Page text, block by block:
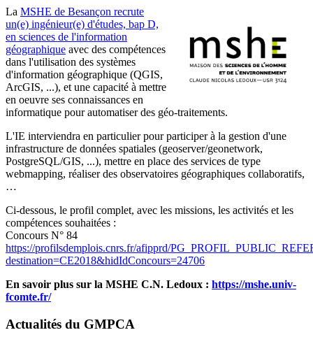
La MSHE de Besançon recrute
un(e) ingénieur(e) d'études, bap D,
en sciences de l'information
géographique avec des compétences
dans l'utilisation des systèmes
d'information géographique (QGIS,
ArcGIS, ...), et une capacité à mettre
en oeuvre ses connaissances en
informatique pour automatiser des géo-traitements.
L'IE interviendra en particulier pour participer à la gestion d'une
infrastructure de données spatiales (geoserver/geonetwork,
PostgreSQL/GIS, ...), mettre en place des services de type
webmapping, réaliser des observatoires géographiques collaboratifs,
…
Ci-dessous, le profil complet, avec les missions, les activités et les
compétences souhaitées :
Concours N° 84
https://profilsdemplois.cnrs.fr/afipprd/
destination=CE2018&hidIdConcours=24706
En savoir plus sur la MSHE C.N. Ledoux : https://mshe.univ-
fcomte.fr/
Actualités du GMPCA